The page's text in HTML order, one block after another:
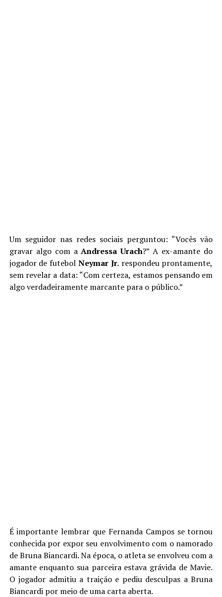
Um seguidor nas redes sociais perguntou: “Vocês vão
gravar algo com aAndressa Urach?” A ex-amante do
jogador de futebol Neymar Jr.respondeu prontamente,
sem revelar a data: “Com certeza, estamos pensando em
algo verdadeiramente marcante para o público.”
É importante lembrar que Fernanda Campos se tornou
conhecida por expor seu envolvimento com o namorado
de Bruna Biancardi. Na época, o atleta se envolveu com a
amante enquanto sua parceira estava grávida de Mavie.
O jogador admitiu a traição e pediu desculpas a Bruna
Biancardi por meio de uma carta aberta.